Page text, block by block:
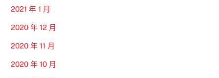
2021 年 1 月
2020 年 12 月
2020 年 11 月
2020 年 10 月